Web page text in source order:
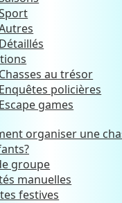
Détaillés
Chasses au trésor
Enquêtes policières
Escape games
organiser une
groupe
manuelles
festives